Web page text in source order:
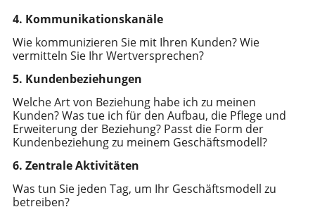
4. Kommunikationskanäle
Wie kommunizieren Sie mit Ihren Kunden? Wie
vermitteln Sie Ihr Wertversprechen?
5. Kundenbeziehungen
Welche Art von Beziehung habe ich zu meinen
Kunden? Was tue ich für den Aufbau, die Pflege und
Erweiterung der Beziehung? Passt die Form der
Kundenbeziehung zu meinem Geschäftsmodell?
6. Zentrale Aktivitäten
Was tun Sie jeden Tag, um Ihr Geschäftsmodell zu
betreiben?